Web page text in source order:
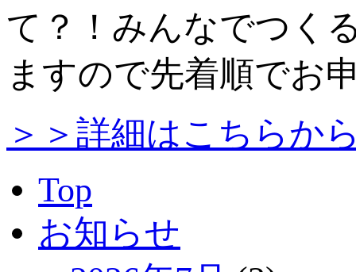
て？！みんなでつく
ますので先着順でお
＞＞詳細はこちらか
Top
お知らせ